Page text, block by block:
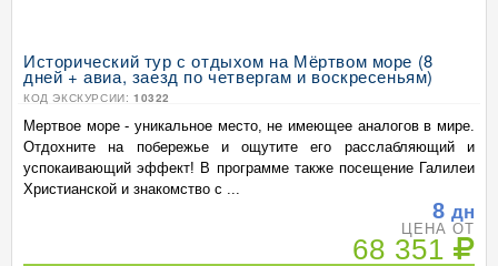
Исторический тур с отдыхом на Мёртвом море (8
дней + авиа, заезд по четвергам и воскресеньям)
КОД ЭКСКУРСИИ: 10322
Мертвое море - уникальное место, не имеющее аналогов в мире.
Отдохните на побережье и ощутите его расслабляющий и
успокаивающий эффект! В программе также посещение Галилеи
Христианской и знакомство с ...
8 дн
ЦЕНА ОТ
68 351